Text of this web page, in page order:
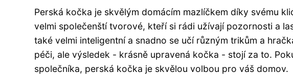
Perská kočka je skvělým domácím mazlíčkem díky svému
velmi společenští tvorové, kteří si rádi užívají pozornosti a
také velmi inteligentní a snadno se učí různým trikům a
péči, ale výsledek - krásně upravená kočka - stojí za to.
společníka, perská kočka je skvělou volbou pro váš domov.